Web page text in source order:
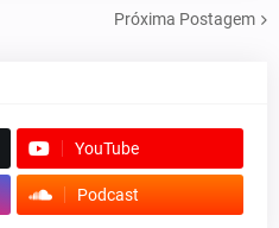
Próxima Postagem
YouTube
Podcast